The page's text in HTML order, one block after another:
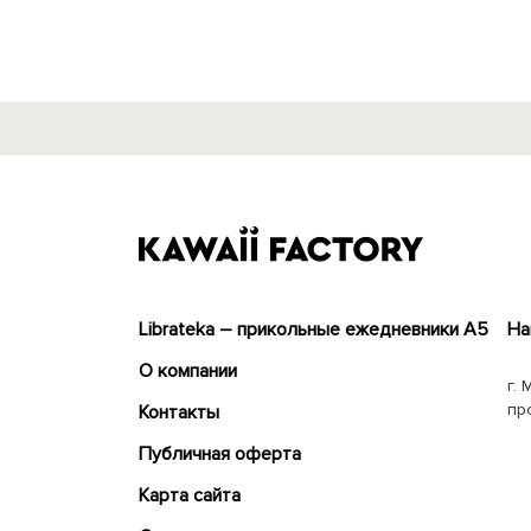
Librateka – прикольные ежедневники А5
О компании
Контакты
Публичная оферта
Карта сайта
г.